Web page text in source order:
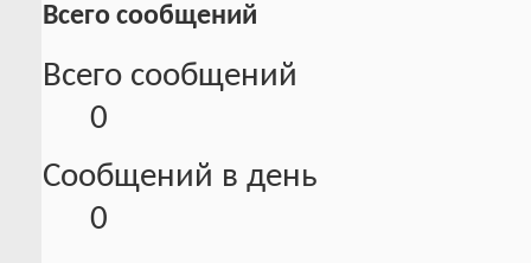
Всего сообщений
Всего сообщений
0
Сообщений в день
0